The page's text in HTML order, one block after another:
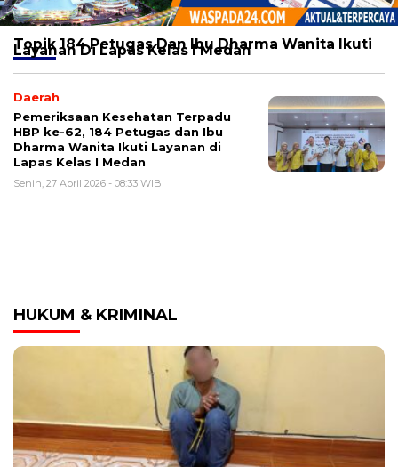
Topik 184 Petugas Dan Ibu Dharma Wanita Ikuti
Layanan Di Lapas Kelas I Medan
Daerah
Pemeriksaan Kesehatan Terpadu
HBP ke-62, 184 Petugas dan Ibu
Dharma Wanita Ikuti Layanan di
Lapas Kelas I Medan
Senin, 27 April 2026 - 08:33 WIB
HUKUM & KRIMINAL